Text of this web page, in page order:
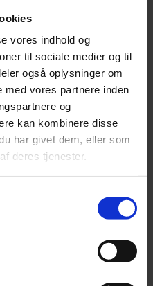
vores indhold og
til sociale medier og til
også oplysninger om
vores partnere inden
og
kan kombinere disse
har givet dem, eller som
deres tjenester.
biografi
tenor Jonas Kaufmann er fup